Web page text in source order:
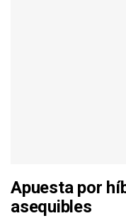
Apuesta por
asequibles